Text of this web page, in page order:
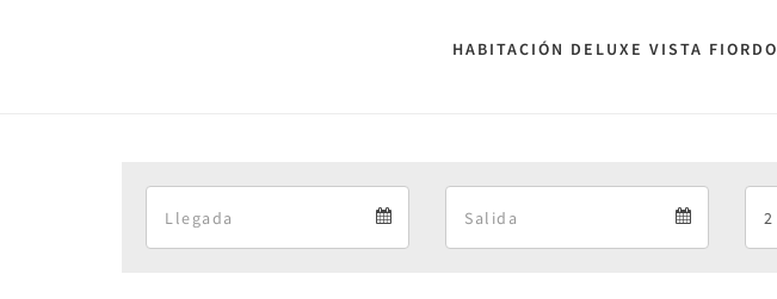
HABITACIÓN DELUXE VISTA FIORDO